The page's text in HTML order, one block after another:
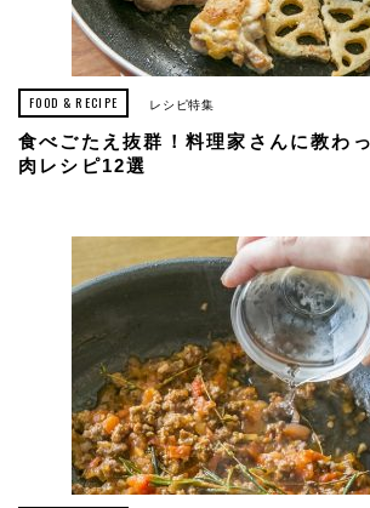
FOOD & RECIPE レシピ特集
食べごたえ抜群！料理家さんに教わ
肉レシピ12選